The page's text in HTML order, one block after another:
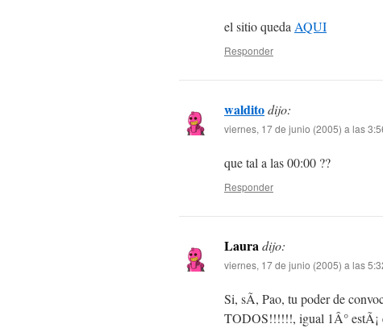
el sitio queda AQUI
Responder
walditodijo:
viernes, 17 de junio (2005) a las
que tal a las 00:00 ??
Responder
Lauradijo:
viernes, 17 de junio (2005) a las
Si, sÃ­, Pao, tu poder de
TODOS!!!!!!, igual 1Â° estÃ¡